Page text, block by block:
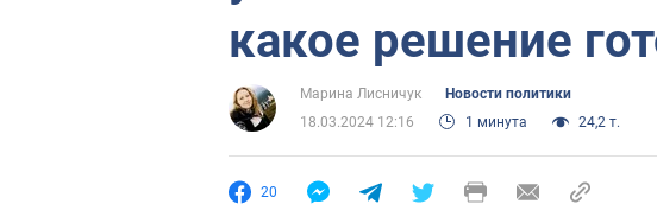
какое решение
Марина Лисничук
Новости политики
18.03.2024 12:16
1 минута 24,2 т.
20